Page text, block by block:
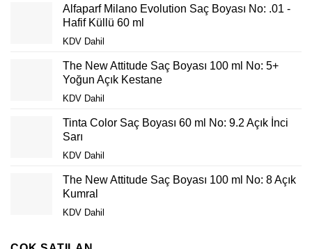
Alfaparf Milano Evolution Saç Boyası No: .01 -
Hafif Küllü 60 ml
Original
was:
₺129,00.
Current
is:
₺79,00.
KDV Dahil
The New Attitude Saç Boyası 100 ml No: 5+
Yoğun Açık Kestane
Original
was:
₺63,00.
Current
is:
₺38,00.
KDV Dahil
Tinta Color Saç Boyası 60 ml No: 9.2 Açık İnci
Sarı
Original
was:
₺86,90.
Current
is:
₺61,90.
KDV Dahil
The New Attitude Saç Boyası 100 ml No: 8 Açık
Kumral
Original
Current
KDV Dahil